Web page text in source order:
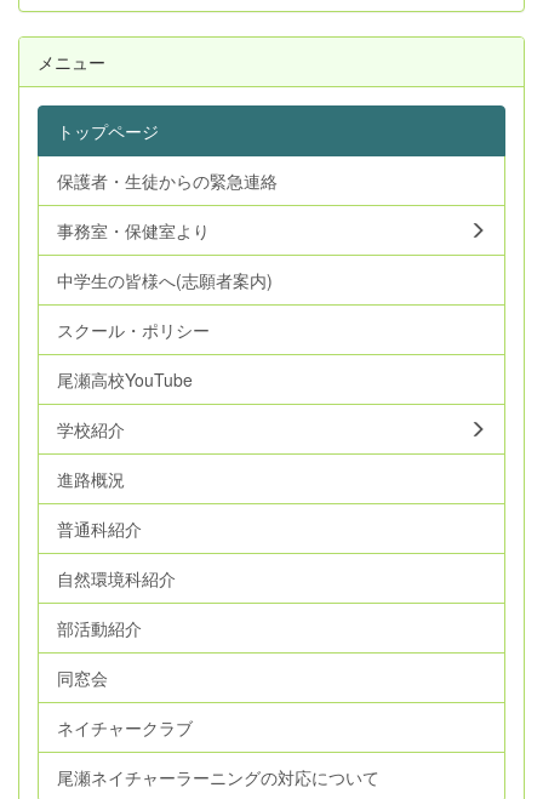
メニュー
トップページ
保護者・生徒からの緊急連絡
事務室・保健室より
中学生の皆様へ(志願者案内)
スクール・ポリシー
尾瀬高校YouTube
学校紹介
進路概況
普通科紹介
自然環境科紹介
部活動紹介
同窓会
ネイチャークラブ
尾瀬ネイチャーラーニングの対応について